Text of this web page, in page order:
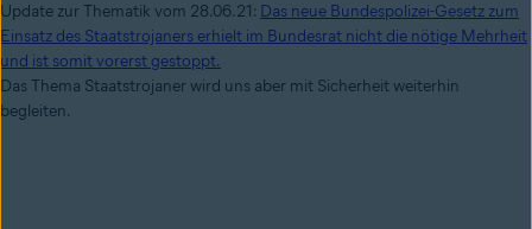
Update zur Thematik vom 28.06.21: Das neue Bundespolizei-Gesetz zum
Einsatz des Staatstrojaners erhielt im Bundesrat nicht die nötige Mehrheit
und ist somit vorerst gestoppt.
Das Thema Staatstrojaner wird uns aber mit Sicherheit weiterhin
begleiten.